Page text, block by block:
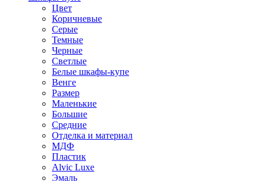
Цвет
Коричневые
Серые
Темные
Черные
Светлые
Белые шкафы-купе
Венге
Размер
Маленькие
Большие
Средние
Отделка и материал
МДФ
Пластик
Alvic Luxe
Эмаль